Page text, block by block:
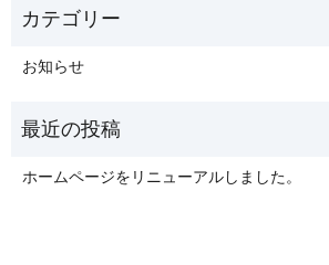
お知らせ
ホームページをリニューアルしました。